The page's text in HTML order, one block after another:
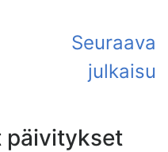
päivitykset